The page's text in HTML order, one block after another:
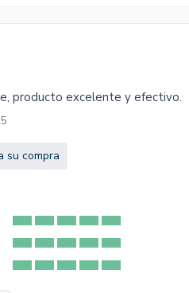
producto excelente y efectivo.
su compra